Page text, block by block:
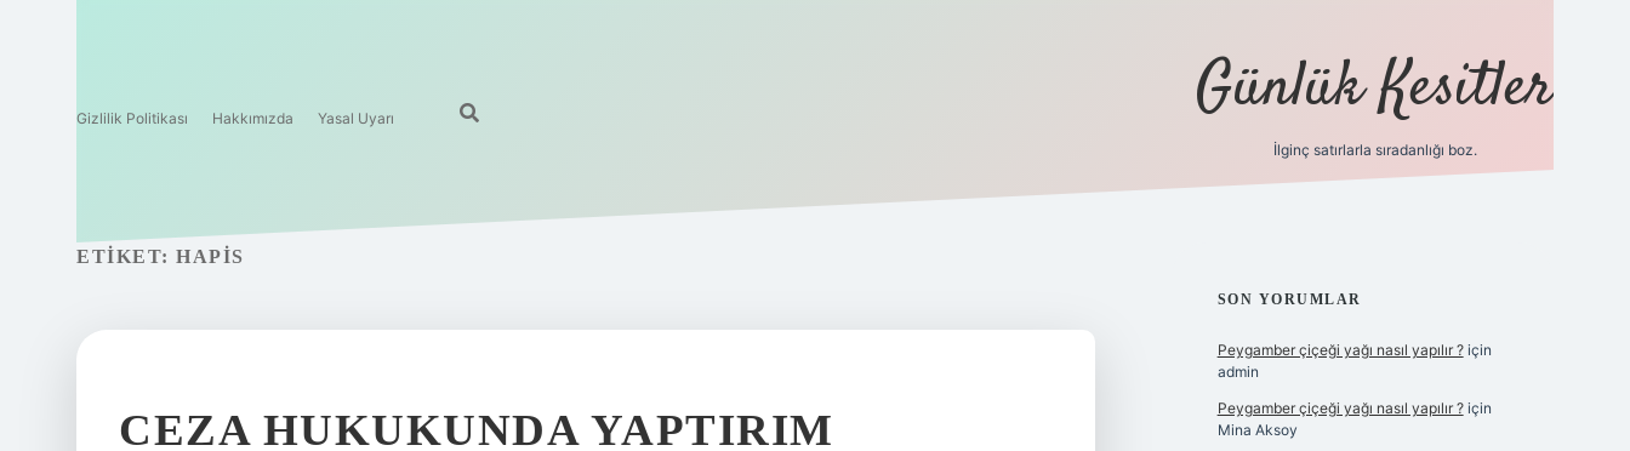
Gizlilik Politikası Hakkımızda Yasal Uyarı Günlük Kesitler
İlginç satırlarla sıradanlığı boz.
ETIKET: HAPIS
CEZA HUKUKUNDA YAPTIRIM
SIDEBAR
SON YORUMLAR
Peygamber çiçeği yağı nasıl yapılır ?için
admin
Peygamber çiçeği yağı nasıl yapılır ?için
Mina Aksoy